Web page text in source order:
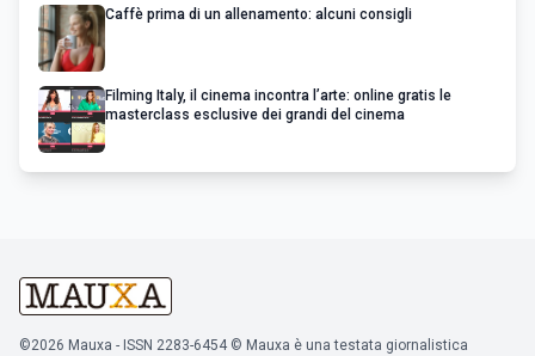
Caffè prima di un allenamento: alcuni consigli
Filming Italy, il cinema incontra l’arte: online gratis le
masterclass esclusive dei grandi del cinema
©2026 Mauxa - ISSN 2283-6454 © Mauxa è una testata giornalistica